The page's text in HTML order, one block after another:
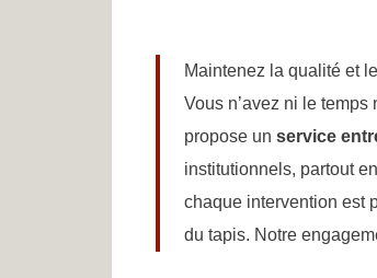
Maintenez la qualité et
Vous n’avez ni le
propose un service
institutionnels, partout
chaque intervention est
du tapis. Notre